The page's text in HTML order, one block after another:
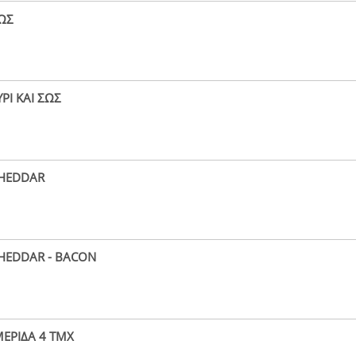
ΚΑΙ ΣΩΣ
- BACON
4 ΤΜΧ